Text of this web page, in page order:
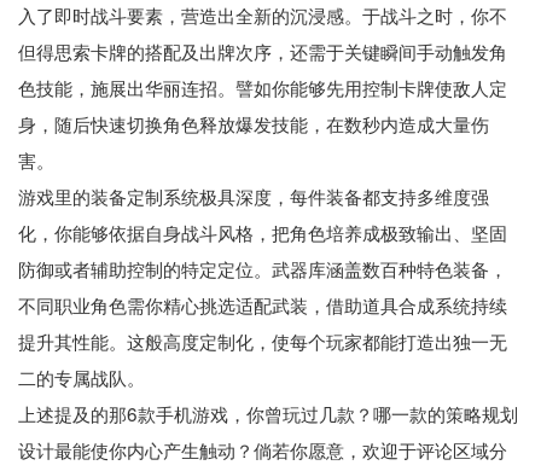
入了即时战斗要素，营造出全新的沉浸感。于战斗之时，你不
但得思索卡牌的搭配及出牌次序，还需于关键瞬间手动触发角
色技能，施展出华丽连招。譬如你能够先用控制卡牌使敌人定
身，随后快速切换角色释放爆发技能，在数秒内造成大量伤
害。
游戏里的装备定制系统极具深度，每件装备都支持多维度强
化，你能够依据自身战斗风格，把角色培养成极致输出、坚固
防御或者辅助控制的特定定位。武器库涵盖数百种特色装备，
不同职业角色需你精心挑选适配武装，借助道具合成系统持续
提升其性能。这般高度定制化，使每个玩家都能打造出独一无
二的专属战队。
上述提及的那6款手机游戏，你曾玩过几款？哪一款的策略规划
设计最能使你内心产生触动？倘若你愿意，欢迎于评论区域分